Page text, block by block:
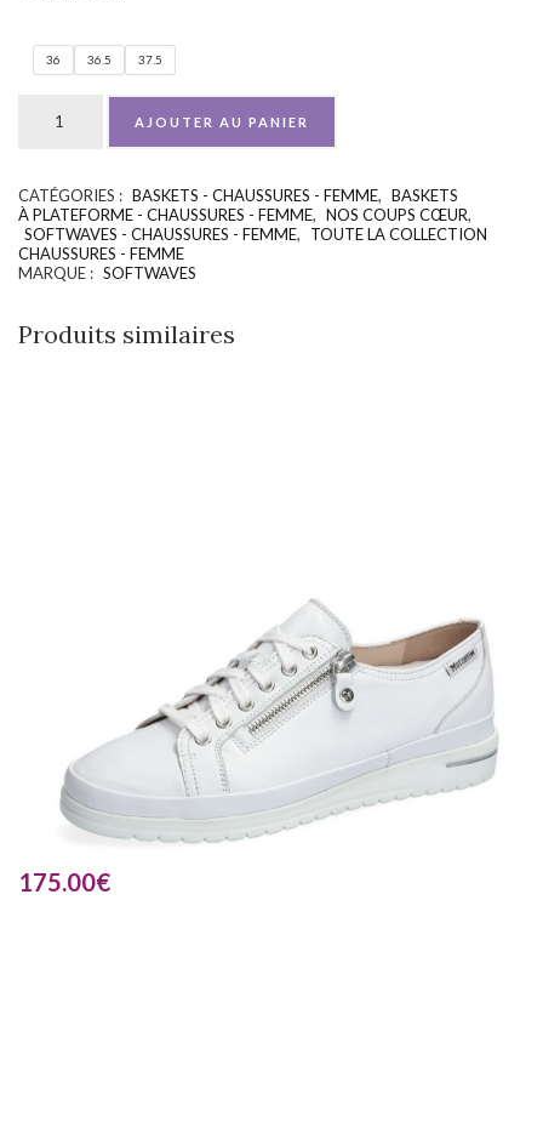
36 36.5 37.5
AJOUTER AU PANIER
CATÉGORIES : BASKETS - CHAUSSURES - FEMME, BASKETS
À PLATEFORME - CHAUSSURES - FEMME, NOS COUPS CŒUR,
SOFTWAVES - CHAUSSURES - FEMME,
TOUTE LA COLLECTION
CHAUSSURES - FEMME
MARQUE : SOFTWAVES
Produits similaires
175.00€